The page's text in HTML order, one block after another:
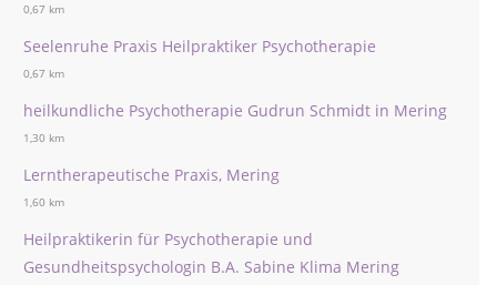
0,67 km
Seelenruhe Praxis Heilpraktiker Psychotherapie
0,67 km
heilkundliche Psychotherapie Gudrun Schmidt in Mering
1,30 km
Lerntherapeutische Praxis, Mering
1,60 km
Heilpraktikerin für Psychotherapie und
Gesundheitspsychologin B.A. Sabine Klima Mering